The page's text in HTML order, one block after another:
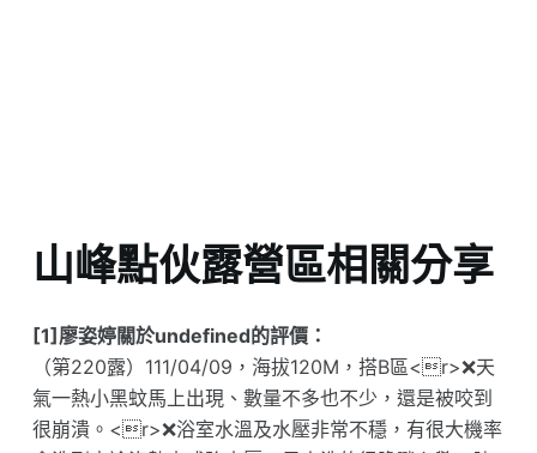
山峰點伙露營區相關分享
[1]廖姿婷關於undefined的評價：
（第220露）111/04/09，海拔120M，搭B區<r>❌天
氣一熱小黑蚊馬上出現、數量不多也不少，還是被咬到
很崩潰。<r>❌浴室水溫及水壓非常不穩，有很大機率